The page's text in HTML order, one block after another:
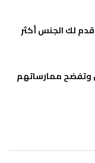
لك الجنس أكثر
ممارساتهم